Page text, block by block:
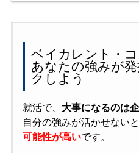
ベイカレント・
あなたの強みが
クしよう
就活で、 大事になるのは
自分の強みが活かせない
可能性が高いです。